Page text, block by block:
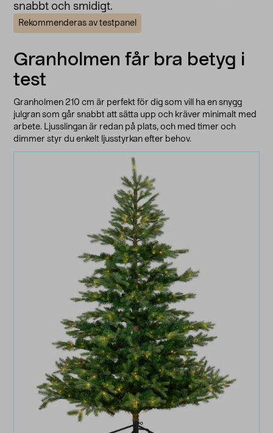
snabbt och smidigt.
Rekommenderas av testpanel
Granholmen får bra betyg i
test
Granholmen 210 cm är perfekt för dig som vill ha en snygg
julgran som går snabbt att sätta upp och kräver minimalt med
arbete. Ljusslingan är redan på plats, och med timer och
dimmer styr du enkelt ljusstyrkan efter behov.